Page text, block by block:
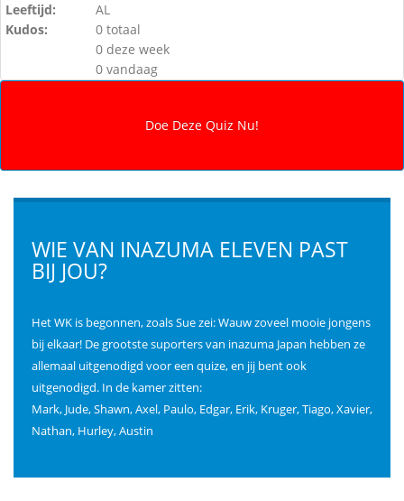
Leeftijd:
AL
Kudos:
0 totaal
0 deze week
0 vandaag
WIE VAN INAZUMA ELEVEN PAST
BIJ JOU?
Het WK is begonnen, zoals Sue zei: Wauw zoveel mooie jongens
bij elkaar! De grootste suporters van inazuma Japan hebben ze
allemaal uitgenodigd voor een quize, en jij bent ook
uitgenodigd. In de kamer zitten:
Mark, Jude, Shawn, Axel, Paulo, Edgar, Erik, Kruger, Tiago, Xavier,
Nathan, Hurley, Austin